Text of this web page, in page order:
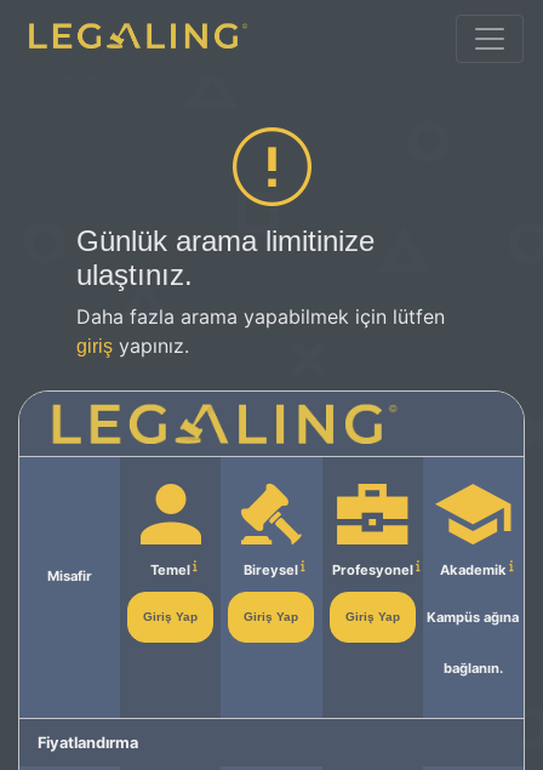
Günlük arama limitinize
ulaştınız.
Daha fazla arama yapabilmek için lütfen
giriş yapınız.
Misafir Temel
Giriş Yap
Bireysel
Giriş Yap
Profesyonel
Giriş Yap
Akademik
Kampüs ağına
bağlanın.
Fiyatlandırma